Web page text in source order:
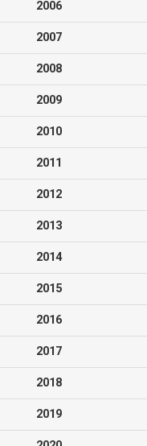
2006
2007
2008
2009
2010
2011
2012
2013
2014
2015
2016
2017
2018
2019